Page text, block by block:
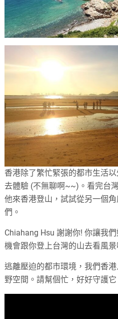
香港除了繁忙緊張的都市生活
去體驗 (不無聊啊~~)。看完台
他來香港登山，試試從另一個
們。
Chiahang Hsu 謝謝你! 你讓我
機會跟你登上台灣的山去看風景
逃離壓迫的都市環境，我們香
野空間。請幫個忙，好好守護它